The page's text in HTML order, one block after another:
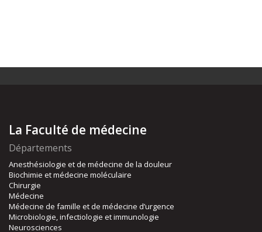
La Faculté de médecine
Départements
Anesthésiologie et de médecine de la douleur
Biochimie et médecine moléculaire
Chirurgie
Médecine
Médecine de famille et de médecine d’urgence
Microbiologie, infectiologie et immunologie
Neurosciences